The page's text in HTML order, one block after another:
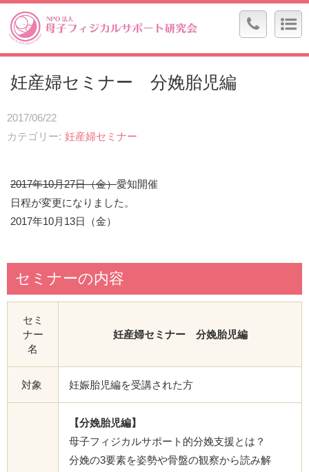
妊産婦セミナー 分娩胎児編
2017/06/22
カテゴリー 妊産婦セミナー
2017年10月27日（金）愛知開催
日程が変更になりました。
2017年10月13日（金）
セミナーの内容
セミ
ナー
名
妊産婦セミナー 分娩胎児編
対象 妊娠胎児編を受講された方
【分娩胎児編】
母子フィジカルサポート的分娩支援とは？
分娩の3要素を姿勢や骨盤の観察から読み解